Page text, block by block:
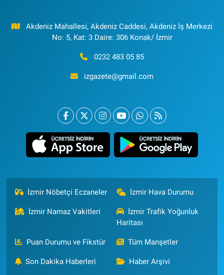
Akdeniz Mahallesi, Akdeniz Caddesi, Akdeniz İş Merkezi
No: 5, Kat: 3 Daire: 306 Konak/ İzmir
0232 483 05 85
izgazete@gmail.com
İzmir Nöbetçi Eczaneler İzmir Hava Durumu
İzmir Namaz Vakitleri
İzmir Trafik Yoğunluk
Haritası
Puan Durumu ve Fikstür Tüm Manşetler
Son Dakika Haberleri Haber Arşivi